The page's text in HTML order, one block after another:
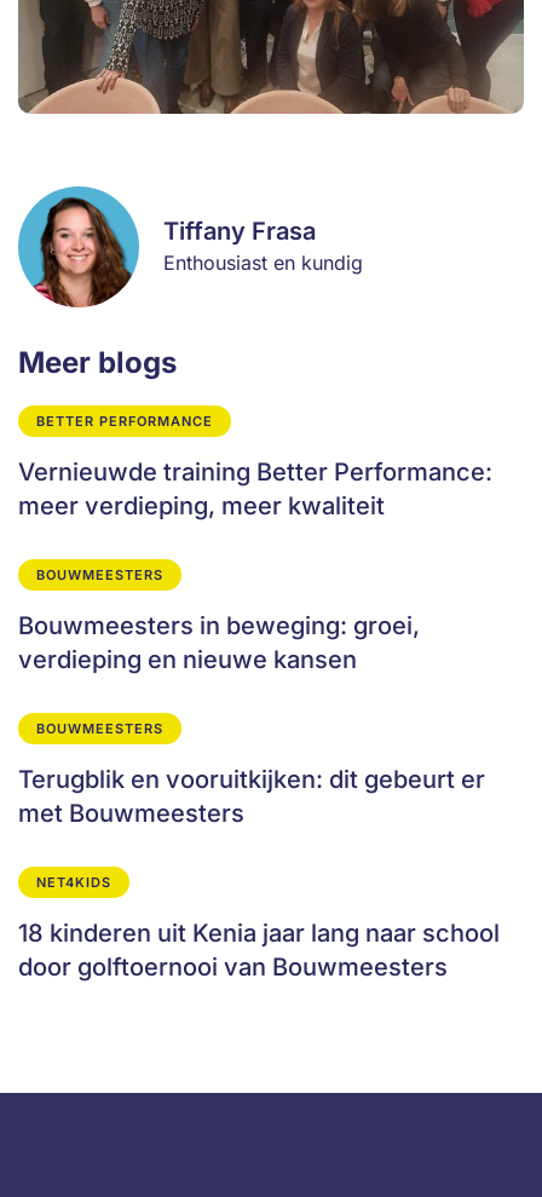
Tiffany Frasa
Enthousiast en kundig
Meer blogs
BETTER PERFORMANCE
Vernieuwde training Better Performance:
meer verdieping, meer kwaliteit
BOUWMEESTERS
Bouwmeesters in beweging: groei,
verdieping en nieuwe kansen
BOUWMEESTERS
Terugblik en vooruitkijken: dit gebeurt er
met Bouwmeesters
NET4KIDS
18 kinderen uit Kenia jaar lang naar school
door golftoernooi van Bouwmeesters